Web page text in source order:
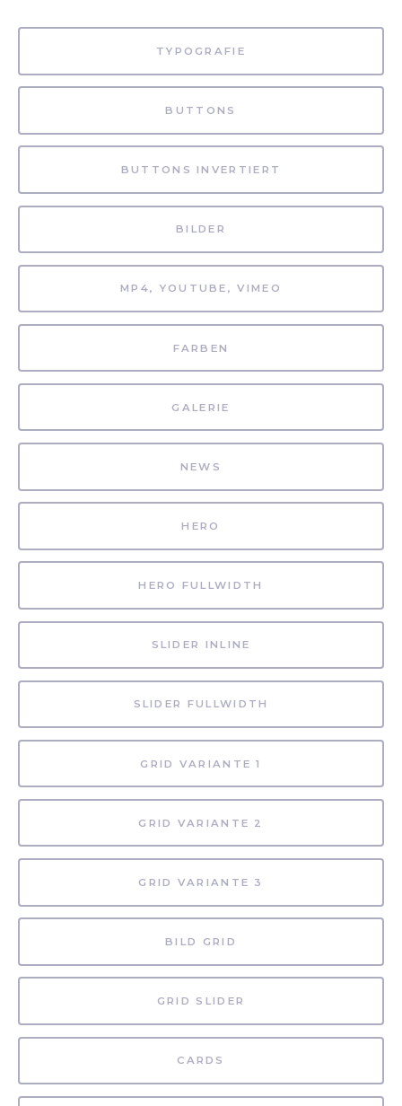
TYPOGRAFIE
BUTTONS
BUTTONS INVERTIERT
BILDER
MP4, YOUTUBE, VIMEO
FARBEN
GALERIE
NEWS
HERO
HERO FULLWIDTH
SLIDER INLINE
SLIDER FULLWIDTH
GRID VARIANTE 1
GRID VARIANTE 2
GRID VARIANTE 3
BILD GRID
GRID SLIDER
CARDS